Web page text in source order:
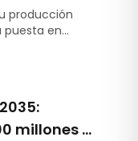
en
producción
puesta en
de lo
el primer
millones y